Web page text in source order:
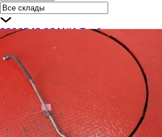
3206548 SCANIA Трубка